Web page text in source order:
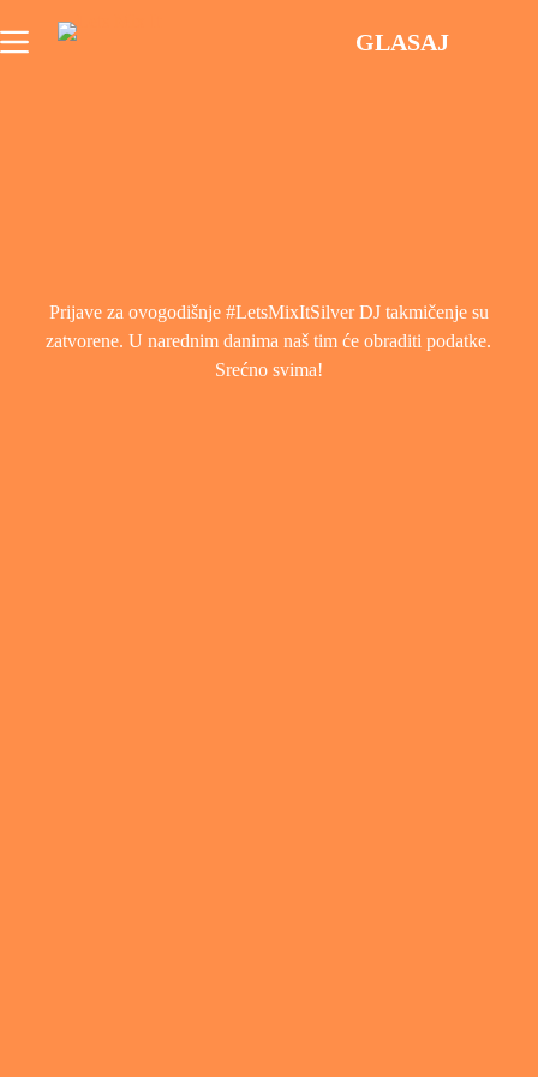
GLASAJ
Prijave za ovogodišnje #LetsMixItSilver DJ takmičenje su
zatvorene. U narednim danima naš tim će obraditi podatke.
Srećno svima!